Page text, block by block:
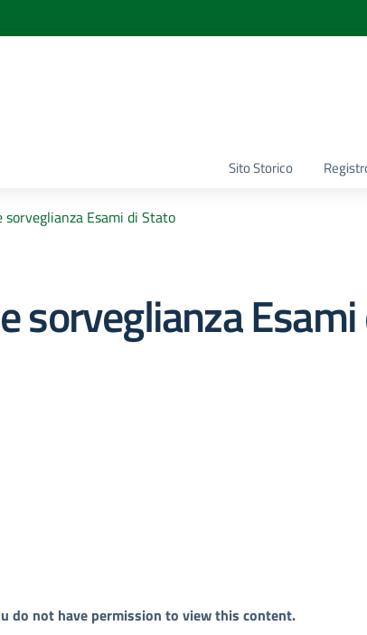
Sito Storico
Esami di Stato
sorveglianza
do not have permission to view this content.